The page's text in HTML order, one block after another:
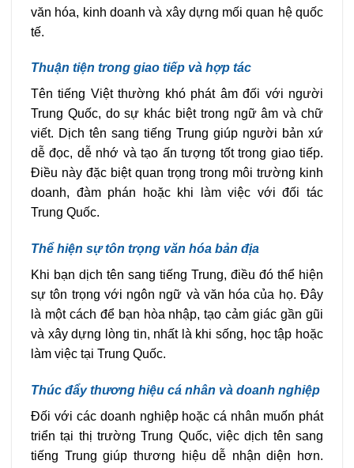
văn hóa, kinh doanh và xây dựng mối quan hệ quốc
tế.
Thuận tiện trong giao tiếp và hợp tác
Tên tiếng Việt thường khó phát âm đối với người
Trung Quốc, do sự khác biệt trong ngữ âm và chữ
viết. Dịch tên sang tiếng Trung giúp người bản xứ
dễ đọc, dễ nhớ và tạo ấn tượng tốt trong giao tiếp.
Điều này đặc biệt quan trọng trong môi trường kinh
doanh, đàm phán hoặc khi làm việc với đối tác
Trung Quốc.
Thể hiện sự tôn trọng văn hóa bản địa
Khi bạn dịch tên sang tiếng Trung, điều đó thể hiện
sự tôn trọng với ngôn ngữ và văn hóa của họ. Đây
là một cách để bạn hòa nhập, tạo cảm giác gần gũi
và xây dựng lòng tin, nhất là khi sống, học tập hoặc
làm việc tại Trung Quốc.
Thúc đẩy thương hiệu cá nhân và doanh nghiệp
Đối với các doanh nghiệp hoặc cá nhân muốn phát
triển tại thị trường Trung Quốc, việc dịch tên sang
tiếng Trung giúp thương hiệu dễ nhận diện hơn.